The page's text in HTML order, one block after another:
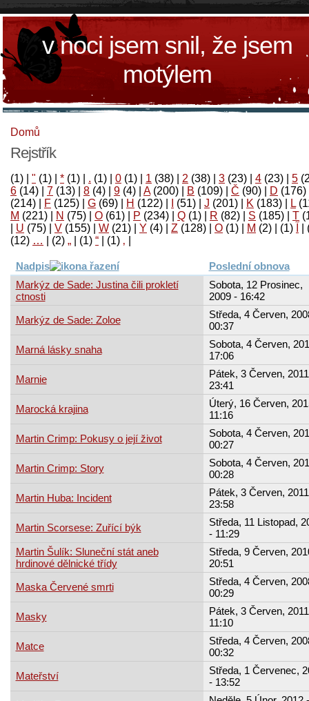
v noci jsem snil, že jsem
motýlem
Domů
Rejstřík
(1) " (1) * (1) . (1) 0 (1) 1 (38) 2 (38) 3 (23) 4 (23) 5
6 (14) 7 (13) 8 (4) 9 (4) A(200) B (109) Č (90) D (176)
(214)
F (125) G (69) H (122) (51) J (201) K (183) L
M (221) N (75) O (61) P (234) Q (1) R (82) S (185) T
U (75) V (155) W (21) Y (4) Z (128) Ο (1) М (2)
(1)
‚
(1)
“
(1)
„
(2)
…
(12)
Nadpis
Poslední obnova
Markýz de Sade: Justina čili prokletí
ctnosti
Sobota, 12 Prosinec,
2009 - 16:42
Markýz de Sade: Zoloe
Středa, 4 Červen,
00:37
Marná lásky snaha
Sobota, 4 Červen,
17:06
Marnie
Pátek, 3 Červen,
23:41
Marocká krajina
Úterý, 16 Červen,
11:16
Martin Crimp: Pokusy o její život
Sobota, 4 Červen,
00:27
Martin Crimp: Story
Sobota, 4 Červen,
00:28
Martin Huba: Incident
Pátek, 3 Červen,
23:58
Martin Scorsese: Zuřící býk
Středa, 11 Listopad,
- 11:29
Martin Šulík: Sluneční stát aneb
hrdinové dělnické třídy
Středa, 9 Červen,
20:51
Maska Červené smrti
Středa, 4 Červen,
00:29
Masky
Pátek, 3 Červen,
11:10
Matce
Středa, 4 Červen,
00:32
Mateřství
Středa, 1 Červenec,
- 13:52